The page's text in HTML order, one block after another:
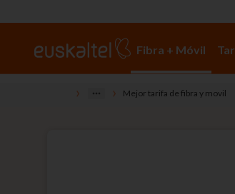
Fibra + Móvil
› › Mejor tarifa de fibra y movil